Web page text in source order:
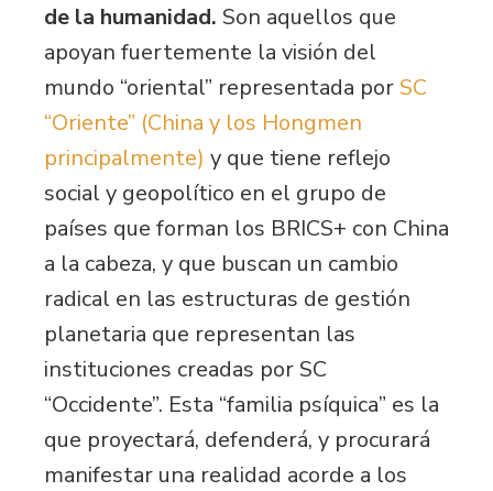
de la humanidad. Son aquellos que
apoyan fuertemente la visión del
mundo “oriental” representada porSC
“Oriente” (China y los Hongmen
principalmente) y que tiene reflejo
social y geopolítico en el grupo de
países que forman los BRICS+ con China
a la cabeza, y que buscan un cambio
radical en las estructuras de gestión
planetaria que representan las
instituciones creadas por SC
“Occidente”. Esta “familia psíquica” es la
que proyectará, defenderá, y procurará
manifestar una realidad acorde a los